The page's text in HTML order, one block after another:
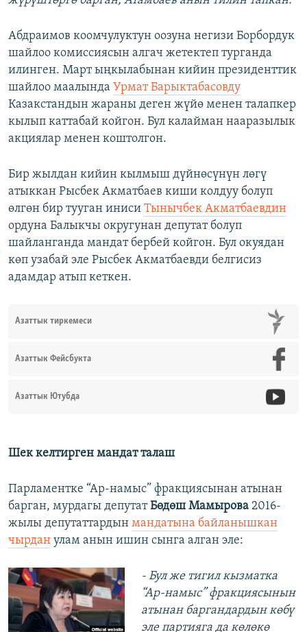
Абдраимов коомчулуктун оозуна негизи Борбордук
шайлоо комиссиясын алгач жетектеп турганда
илинген. Март ыңкылабынан кийин президенттик
шайлоо маалында Урмат Барыктабасовду
Казакстандын жараны деген жүйө менен талапкер
кылып каттабай койгон. Бул калайман нааразылык
акциялар менен коштолгон.
Бир жылдан кийин кылмыш дүйнөсүнүн лөгү
атыккан Рысбек Акматбаев киши колдуу болуп
өлгөн бир тууган иниси Тынычбек Акматбаевдин
ордуна Балыкчы округунан депутат болуп
шайланганда мандат бербей койгон. Бул окуядан
көп узабай эле Рысбек Акматбаевди белгисиз
адамдар атып кеткен.
Азаттык тиркемеси
Азаттык Фейсбукта
Азаттык Ютубда
Шек келтирген мандат талаш
Парламентке “Ар-намыс” фракциясынан атынан
барган, мурдагы депутатБөдөш Мамырова 2016-
жылы депутаттардын мандатына байланышкан
чырдан улам анын ишин сынга алган эле:
- Бул же тигил кызматка
“Ар-намыс” фракциясынын
атынан баргандардын көбү
эле партияга да көлөкө